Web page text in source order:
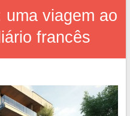
viagem ao
francês